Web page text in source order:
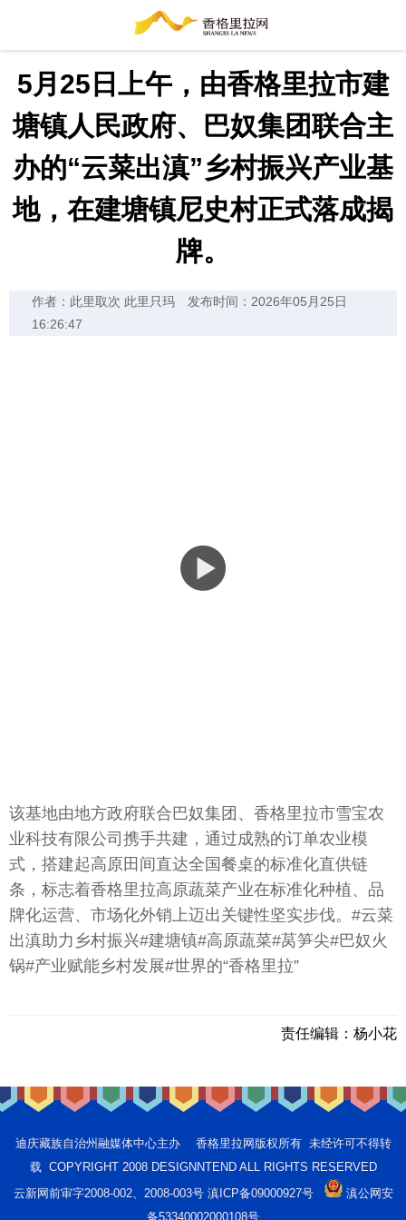
5月25日上午，由香格里拉市建
塘镇人民政府、巴奴集团联合主
办的“云菜出滇”乡村振兴产业基
地，在建塘镇尼史村正式落成揭
牌。
作者：此里取次 此里只玛
发布时间：2026年05月25日
16:26:47
该基地由地方政府联合巴奴集团、香格里拉市雪宝农
业科技有限公司携手共建，通过成熟的订单农业模
式，搭建起高原田间直达全国餐桌的标准化直供链
条，标志着香格里拉高原蔬菜产业在标准化种植、品
牌化运营、市场化外销上迈出关键性坚实步伐。#云菜
出滇助力乡村振兴#建塘镇#高原蔬菜#莴笋尖#巴奴火
锅#产业赋能乡村发展#世界的“香格里拉”
责任编辑： 杨小花
迪庆藏族自治州融媒体中心主办 香格里拉网版权所有 未经许可不得转
载 COPYRIGHT 2008 DESIGNNTEND ALL RIGHTS RESERVED
云新网前审字2008-002、2008-003号 滇ICP备09000927号
滇公网安
备53340002000108号